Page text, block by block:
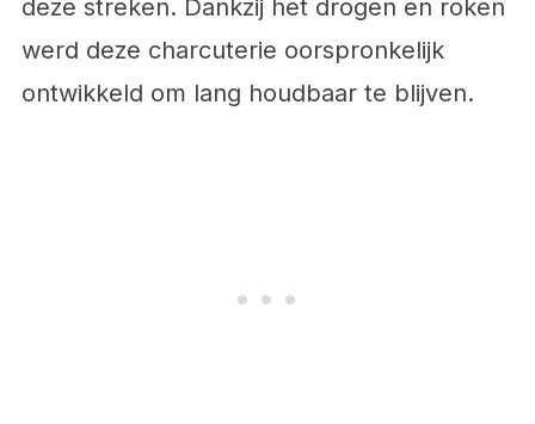
deze streken. Dankzij het drogen en roken
werd deze charcuterie oorspronkelijk
ontwikkeld om lang houdbaar te blijven.